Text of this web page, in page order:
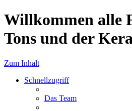
Willkommen alle
Tons und der
Zum Inhalt
Schnellzugriff
Das Team